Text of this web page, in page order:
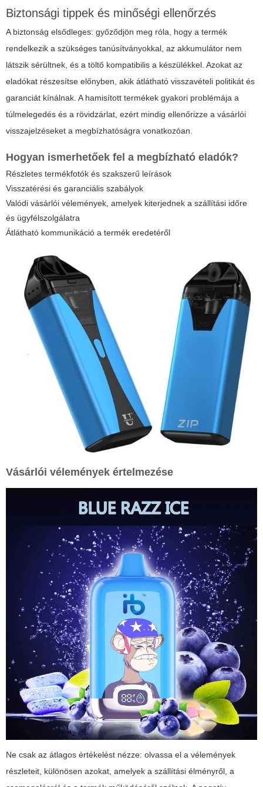
Biztonsági tippek és minőségi ellenőrzés
A biztonság elsődleges: győződjön meg róla, hogy a termék
rendelkezik a szükséges tanúsítványokkal, az akkumulátor nem
látszik sérültnek, és a töltő kompatibilis a készülékkel. Azokat az
eladókat részesítse előnyben, akik átlátható visszavételi politikát és
garanciát kínálnak. A hamisított termékek gyakori problémája a
túlmelegedés és a rövidzárlat, ezért mindig ellenőrizze a vásárlói
visszajelzéseket a megbízhatóságra vonatkozóan.
Hogyan ismerhetőek fel a megbízható eladók?
Részletes termékfotók és szakszerű leírások
Visszatérési és garanciális szabályok
Valódi vásárlói vélemények, amelyek kiterjednek a szállítási időre
és ügyfélszolgálatra
Átlátható kommunikáció a termék eredetéről
Vásárlói vélemények értelmezése
Ne csak az átlagos értékelést nézze: olvassa el a vélemények
részleteit, különösen azokat, amelyek a szállítási élményről, a